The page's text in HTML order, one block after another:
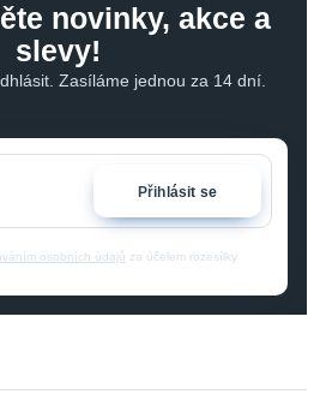
novinky, akce a
slevy!
Zasíláme jednou za 14 dní.
Přihlásit se
osobních údajů za účelem rozesílky